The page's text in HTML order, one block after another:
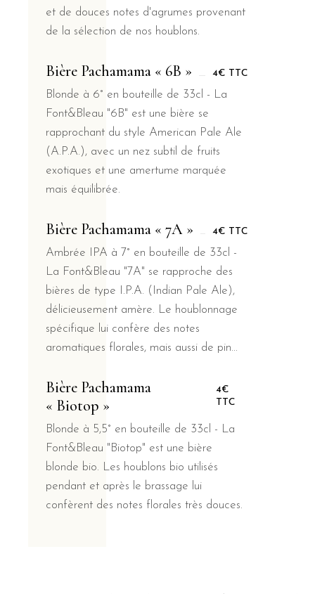
et de douces notes d'agrumes provenant
de la sélection de nos houblons.
Bière Pachamama « 6B » 4€ TTC
Blonde à 6° en bouteille de 33cl - La
Font&Bleau "6B" est une bière se
rapprochant du style American Pale Ale
(A.P.A.), avec un nez subtil de fruits
exotiques et une amertume marquée
mais équilibrée.
Bière Pachamama « 7A » 4€ TTC
Ambrée IPA à 7° en bouteille de 33cl -
La Font&Bleau "7A" se rapproche des
bières de type I.P.A. (Indian Pale Ale),
délicieusement amère. Le houblonnage
spécifique lui confère des notes
aromatiques florales, mais aussi de pin...
Bière Pachamama
« Biotop »
4€
TTC
Blonde à 5,5° en bouteille de 33cl - La
Font&Bleau "Biotop" est une bière
blonde bio. Les houblons bio utilisés
pendant et après le brassage lui
confèrent des notes florales très douces.